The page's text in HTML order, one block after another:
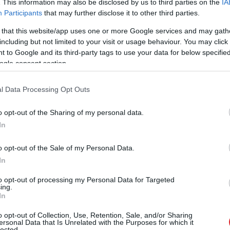
This information may also be disclosed by us to third parties on the
Participants that may further disclose it to other third parties.
that this website/app uses one or more Google services and may
but not limited to your visit or usage behaviour. You may
to Google and its third-party tags to use your data for below
consent section.
Data Processing Opt Outs
opt-out of the Sharing of my personal data.
opt-out of the Sale of my Personal Data.
opt-out of processing my Personal Data for Targeted
opt-out of Collection, Use, Retention, Sale, and/or Sharing
Data that Is Unrelated with the Purposes for which it
atskaitot speciālistus kolaboracionistus, un
Sākti darbi pie piestātņu sadalīšanas
skaidroja amatpersona.
trešajā dekādē “nosūtīti komandējumā” uz
Kur viņi atrodas, tuviniekiem nav
Sliktākajā – paši šajos ierakumos
norādīja Andrjuščenko.